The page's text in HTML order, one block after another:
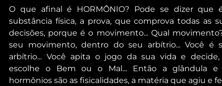
O que afinal é HORMÔNIO? Pode se dizer que
substância física, a prova, que comprova todas as
decisões, porque é o movimento... Qual
seu movimento, dentro do seu arbítrio... Você é
arbítrio... Você apita o jogo da sua vida e decide,
escolhe o Bem ou o Mal... Então a glândula e
hormônios são as fisicalidades, a matéria que agiu e